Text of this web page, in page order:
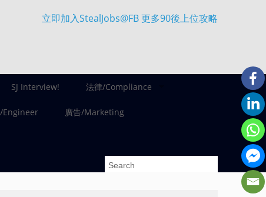
立即加入StealJobs@FB 更多90後上位攻略
SJ Interview! 法律/Compliance
Engineer 廣告/Marketing